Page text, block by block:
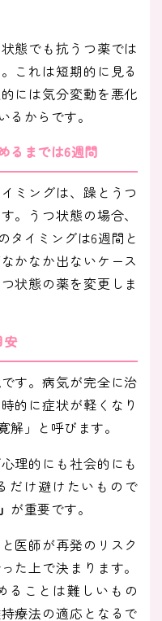
態でも抗うつ薬では
これは短期的に見る
には気分変動を悪化
るからです。
るまでは6週間
ミングは、躁とうつ
。うつ状態の場合、
タイミングは6週間と
かなか出ないケース
状態の薬を変更しま
安
す。病気が完全に治
的に症状が軽くなり
解」と呼びます。
理的にも社会的にも
だけ避けたいもので
」 が重要です。
医師が再発のリスク
た上で決まります。
ることは難しいもの
療法の適応となるで